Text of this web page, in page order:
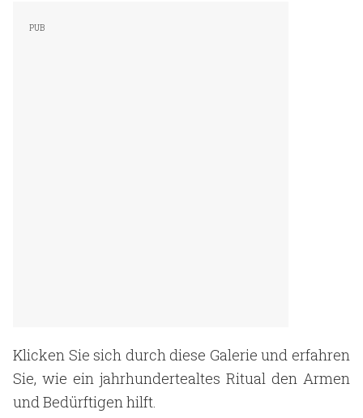
Klicken Sie sich durch diese Galerie und erfahren
Sie, wie ein jahrhundertealtes Ritual den Armen
und Bedürftigen hilft.